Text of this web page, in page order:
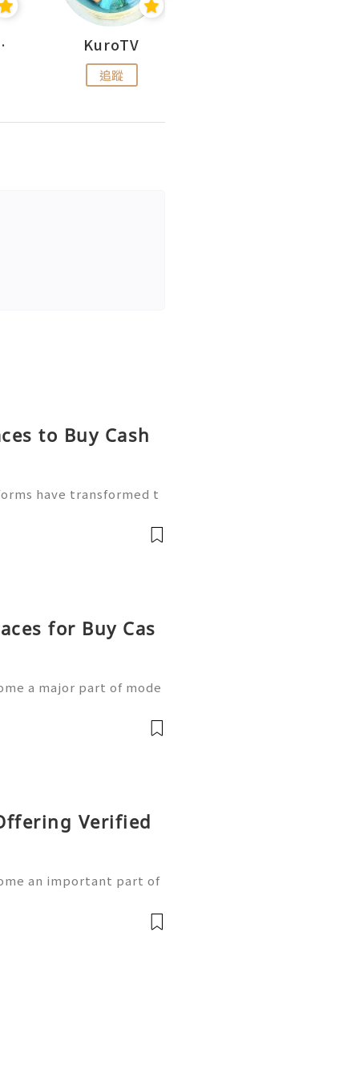
走 KuroTV
追蹤
to Buy Cash
have transformed t
financial activities t
for Buy Cas
a major part of mode
Cash App users should
Verified
an important part of
receiving money, but